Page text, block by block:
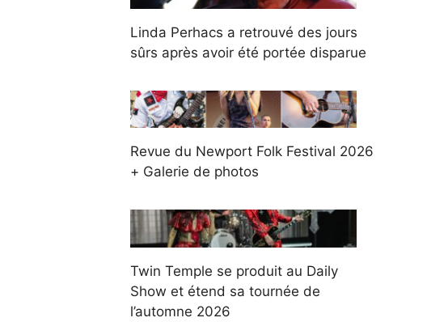
Linda Perhacs a retrouvé des jours
sûrs après avoir été portée disparue
Revue du Newport Folk Festival 2026
+ Galerie de photos
Twin Temple se produit au Daily
Show et étend sa tournée de
l’automne 2026